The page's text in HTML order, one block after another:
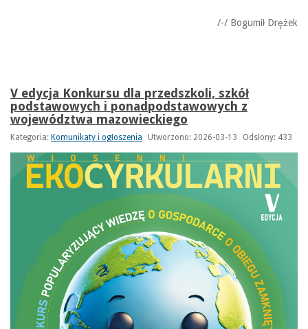
/-/ Bogumił Drężek
V edycja Konkursu dla przedszkoli, szkół
podstawowych i ponadpodstawowych z
województwa mazowieckiego
Kategoria: Komunikaty i ogłoszenia Utworzono: 2026-03-13 Odsłony: 433